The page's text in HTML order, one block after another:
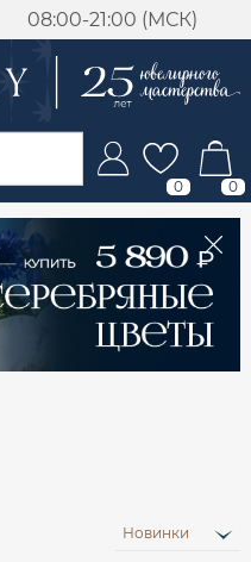
08:00-21:00 (МСК)
0 0
Новинки